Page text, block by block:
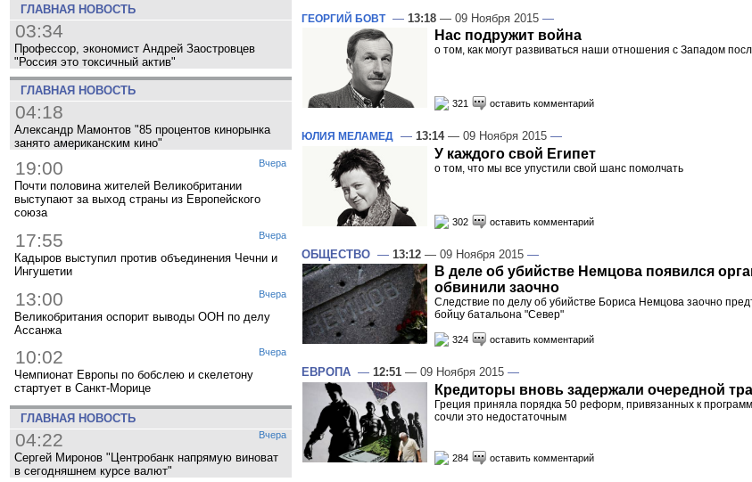
ГЛАВНАЯ НОВОСТЬ
03:34
Профессор, экономист Андрей Заостровцев
"Россия это токсичный актив"
ГЛАВНАЯ НОВОСТЬ
04:18
Александр Мамонтов "85 процентов кинорынка
занято американским кино"
Вчера
19:00
Почти половина жителей Великобритании
выступают за выход страны из Европейского
союза
Вчера
17:55
Кадыров выступил против объединения Чечни и
Ингушетии
Вчера
13:00
Великобритания оспорит выводы ООН по делу
Ассанжа
Вчера
10:02
Чемпионат Европы по бобслею и скелетону
стартует в Санкт-Морице
ГЛАВНАЯ НОВОСТЬ
Вчера
04:22
Сергей Миронов "Центробанк напрямую виноват
в сегодняшнем курсе валют"
ГЕОРГИЙ БОВТ— 13:18 — 09 Ноября 2015 —
Нас подружит война
о том, как могут развиваться наши отношения с Западом
321 оставить комментарий
ЮЛИЯ МЕЛАМЕД — 13:14— 09 Ноября 2015 —
У каждого свой Египет
о том, что мы все упустили свой шанс помолчать
302 оставить комментарий
ОБЩЕСТВО — 13:12 — 09 Ноября 2015 —
В деле об убийстве Немцова появился
обвинили заочно
Следствие по делу об убийстве Бориса Немцова заочно
бойцу батальона "Север"
324 оставить комментарий
ЕВРОПА — 12:51 — 09 Ноября 2015 —
Кредиторы вновь задержали очередной
Греция приняла порядка 50 реформ, привязанных к
сочли это недостаточным
284 оставить комментарий